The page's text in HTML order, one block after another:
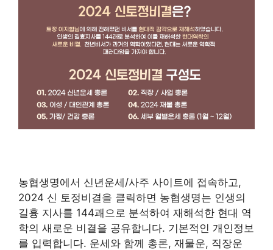
농협생명에서 신년운세/사주 사이트에 접속하고,
2024 신 토정비결을 클릭하면 농협생명는 인생의
길흉 지사를 144괘으로 분석하여 재해석한 현대 역
학의 새로운 비결을 공유합니다. 기본적인 개인정보
를 입력합니다. 운세와 함께 총론, 재물운, 직장운